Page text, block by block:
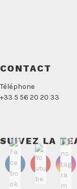
CONTACT
Téléphone
+33 5 56 20 20 33
SUIVEZ LA